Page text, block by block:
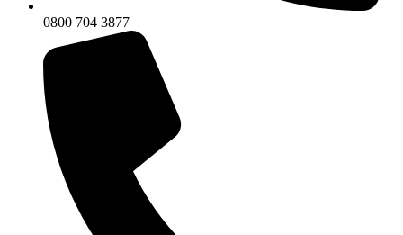
0800 704 3877